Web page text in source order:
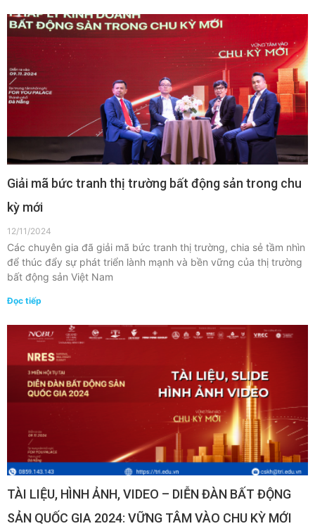
Giải mã bức tranh thị trường bất động sản trong chu
kỳ mới
12/11/2024
Các chuyên gia đã giải mã bức tranh thị trường, chia sẻ tầm nhìn
để thúc đẩy sự phát triển lành mạnh và bền vững của thị trường
bất động sản Việt Nam
Đọc tiếp
TÀI LIỆU, HÌNH ẢNH, VIDEO – DIỄN ĐÀN BẤT ĐỘNG
SẢN QUỐC GIA 2024: VỮNG TÂM VÀO CHU KỲ MỚI